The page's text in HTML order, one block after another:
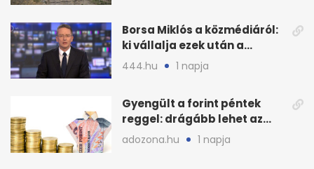
Borsa Miklós a közmédiáról:
ki vállalja ezek után a
munkát?
444.hu 1 napja
Gyengült a forint péntek
reggel: drágább lehet az
euró és a dollár
adozona.hu 1 napja